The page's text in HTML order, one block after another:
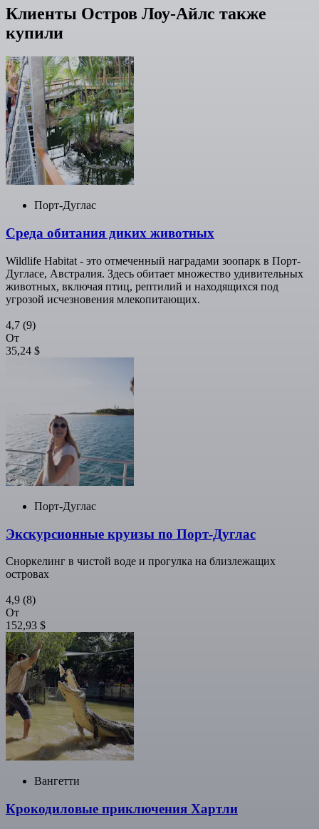
Клиенты Остров Лоу-Айлс также
купили
Порт-Дуглас
Среда обитания диких животных
Wildlife Habitat - это отмеченный наградами зоопарк в Порт-
Дугласе, Австралия. Здесь обитает множество удивительных
животных, включая птиц, рептилий и находящихся под
угрозой исчезновения млекопитающих.
4,7 (9)
От
35,24 $
Порт-Дуглас
Экскурсионные круизы по Порт-Дуглас
Сноркелинг в чистой воде и прогулка на близлежащих
островах
4,9 (8)
От
152,93 $
Вангетти
Крокодиловые приключения Хартли